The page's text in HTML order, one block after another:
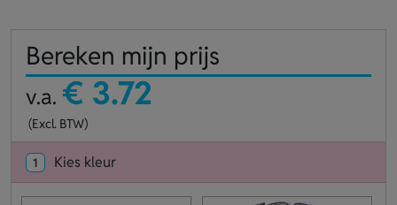
Bereken mijn prijs
v.a. € 3.72
(Excl. BTW)
1 Kies kleur